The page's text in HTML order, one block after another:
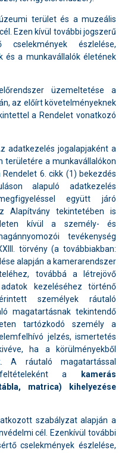
terület és a muzeális
Ezen kívül további jogszerű
észlelése,
és a munkavállalók életének
üzemeltetése a
az előírt követelményeknek
a Rendelet vonatkozó
adatkezelés jogalapjaként a
területére a munkavállalókon
6. cikk (1) bekezdés
alapuló adatkezelés
együtt járó
Alapítvány tekintetében is
kívül a személy- és
tevékenység
törvény (a továbbiakban:
alapján a kamerarendszer
továbbá a létrejövő
kezeléséhez történő
személyek ráutaló
magatartásnak tekintendő
tartózkodó személy a
jelzés, ismertetés
ha a körülményekből
A ráutaló magatartással
a
kamerás
matrica) kihelyezése
szabályzat alapján a
cél. Ezenkívül további
cselekmények észlelése,